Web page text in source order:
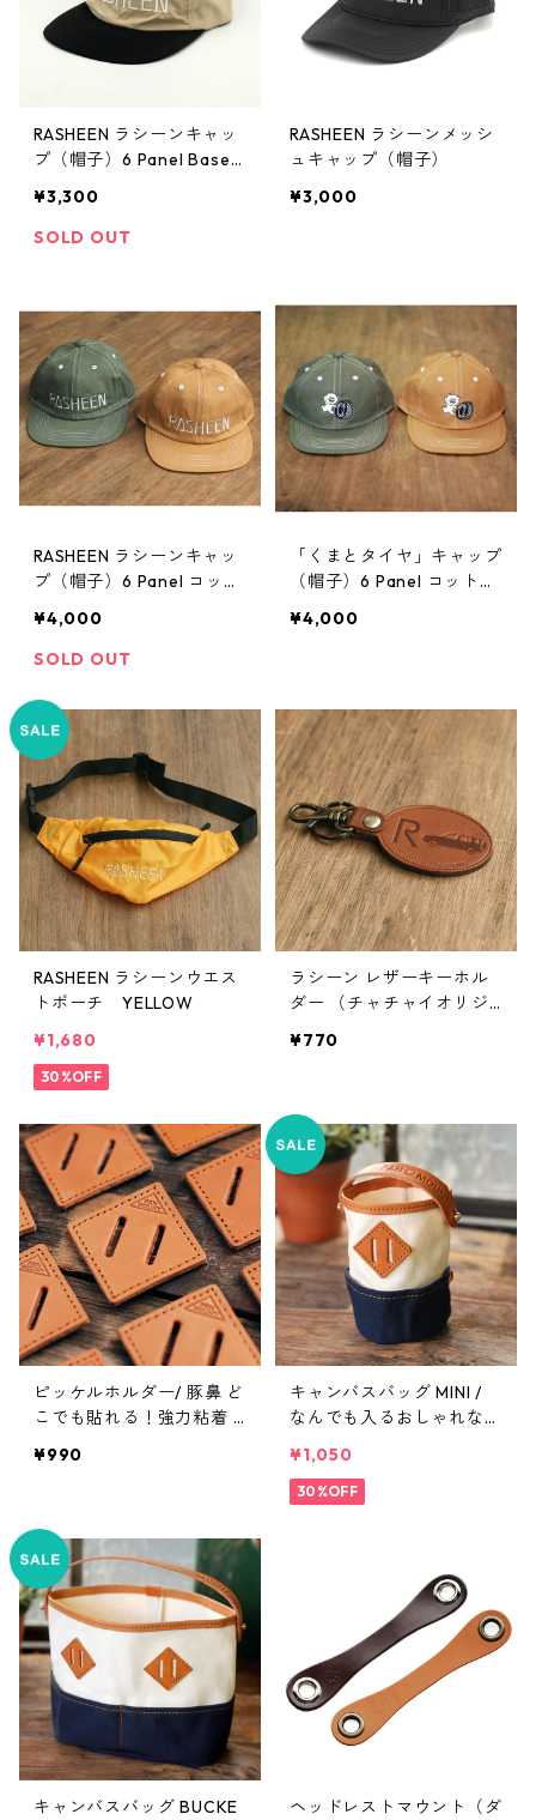
RASHEEN ラシーンキャッ
プ（帽子）6 Panel Baseb
¥3,300
SOLD OUT
RASHEEN ラシーンメッシ
ュキャップ（帽子）
¥3,000
RASHEEN ラシーンキャッ
プ（帽子）6 Panel コット
¥4,000
SOLD OUT
「くまとタイヤ」キャップ
（帽子）6 Panel コットン
之
¥4,000
RASHEEN ラシーンウエス
トポーチ YELLOW
¥1,680
30%OFF
ラシーン レザーキーホル
ダー （チャチャイオリジ
¥770
ピッケルホルダー/ 豚鼻 ど
こでも貼れる！強力粘着 P
¥990
キャンバスバッグ MINI /
なんでも入るおしゃれなキ
NT
¥1,050
30%OFF
キャンバスバッグ BUCKE
ヘッドレストマウント（ダ